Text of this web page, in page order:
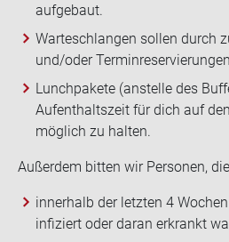
aufgebaut.
Warteschlangen sollen durch
und/oder
Lunchpakete (anstelle des
Aufenthaltszeit für dich auf
möglich zu halten.
Au­ßer­dem bit­ten wir Per­so­nen,
innerhalb der letzten 4
infiziert oder daran erkrankt